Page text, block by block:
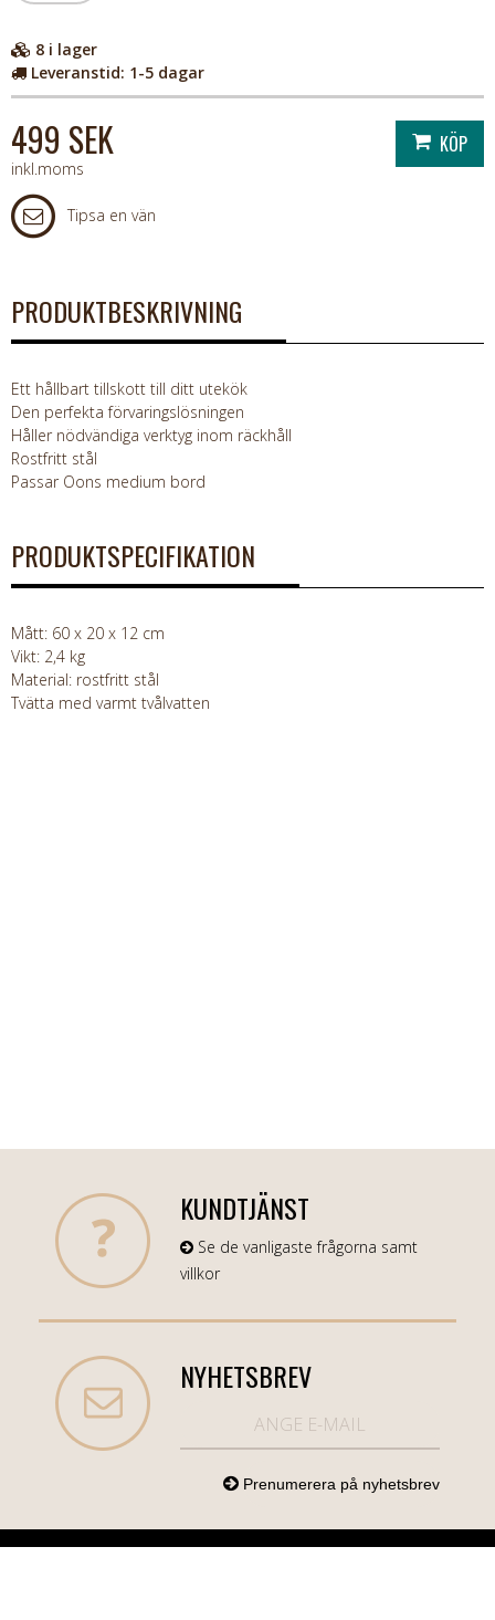
8 i lager
Leveranstid: 1-5 dagar
499 SEK
inkl.moms
Tipsa en vän
PRODUKTBESKRIVNING
Ett hållbart tillskott till ditt utekök
Den perfekta förvaringslösningen
Håller nödvändiga verktyg inom räckhåll
Rostfritt stål
Passar Oons medium bord
PRODUKTSPECIFIKATION
Mått: 60 x 20 x 12 cm
Vikt: 2,4 kg
Material: rostfritt stål
Tvätta med varmt tvålvatten
KUNDTJÄNST
Se de vanligaste frågorna samt
villkor
NYHETSBREV